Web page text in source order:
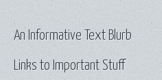
Links to Important Stuff
An Informative Text Blurb